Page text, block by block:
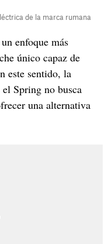
de la marca rumana
enfoque más
único capaz de
este sentido, la
Spring no busca
una alternativa